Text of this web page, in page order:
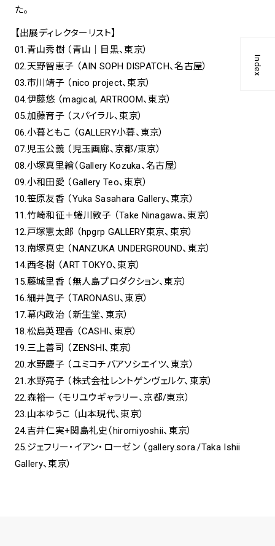
Index
た。
【出展ディレクターリスト】
01.青山秀樹 （青山｜目黒、東京）
02.天野智恵子 （AIN SOPH DISPATCH、名古屋）
03.市川靖子 （nico project、東京）
04.伊藤悠 （magical, ARTROOM、東京）
05.加藤育子 （スパイラル、東京）
06.小暮ともこ （GALLERY小暮、東京）
07.児玉公義 （児玉画廊、京都/東京）
08.小塚真里繪（Gallery Kozuka、名古屋）
09.小和田愛 （Gallery Teo、東京）
10.笹原友香 （Yuka Sasahara Gallery、東京）
11.竹崎和征＋蜷川敦子 （Take Ninagawa、東京）
12.戸塚憲太郎 （hpgrp GALLERY東京、東京）
13.南塚真史 （NANZUKA UNDERGROUND、東京）
14.西冬樹 （ART TOKYO、東京）
15.藤城里香 （無人島プロダクション、東京）
16.細井眞子 （TARONASU、東京）
17.幕内政治 （新生堂、東京）
18.松島英理香 （CASHI、東京）
19.三上善司 （ZENSHI、東京）
20.水野慶子 （ユミコチバアソシエイツ、東京）
21.水野亮子 （株式会社レントゲンヴェルケ、東京）
22.森裕一 （モリユウギャラリー、京都/東京）
23.山本ゆうこ （山本現代、東京）
24.吉井仁実+関島礼史（hiromiyoshii、東京）
25.ジェフリー・イアン・ローゼン （gallery.sora./Taka Ishii
Gallery、東京）